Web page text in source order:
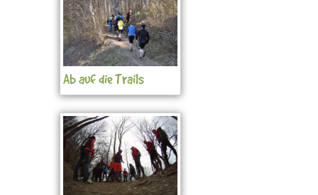
Ab auf die Trails